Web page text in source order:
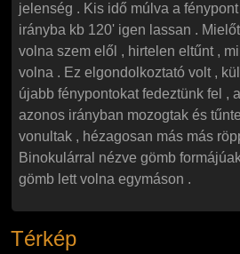
jelenség . Kis idő múlva a
irányba kb 120' igen lassan .
volna szem elől , hirtelen eltűnt ,
volna . Ez elgondolkoztató volt ,
újabb fénypontokat fedeztünk fel ,
azonos irányban mozogtak és
vonultak , hézagosan más más
Binokulárral nézve gömb
gömb lett volna egymáson .
Térkép